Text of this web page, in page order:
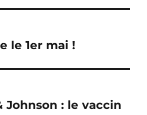
le 1er mai !
Johnson : le vaccin